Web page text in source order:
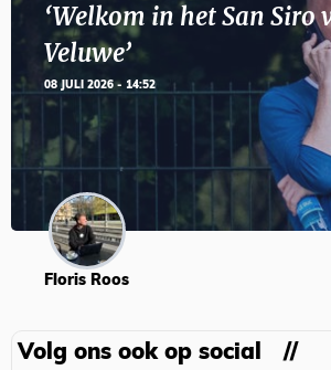
‘Welkom in het San Siro
Veluwe’
08 JULI 2026 - 14:52
Floris Roos
Volg ons ook op social